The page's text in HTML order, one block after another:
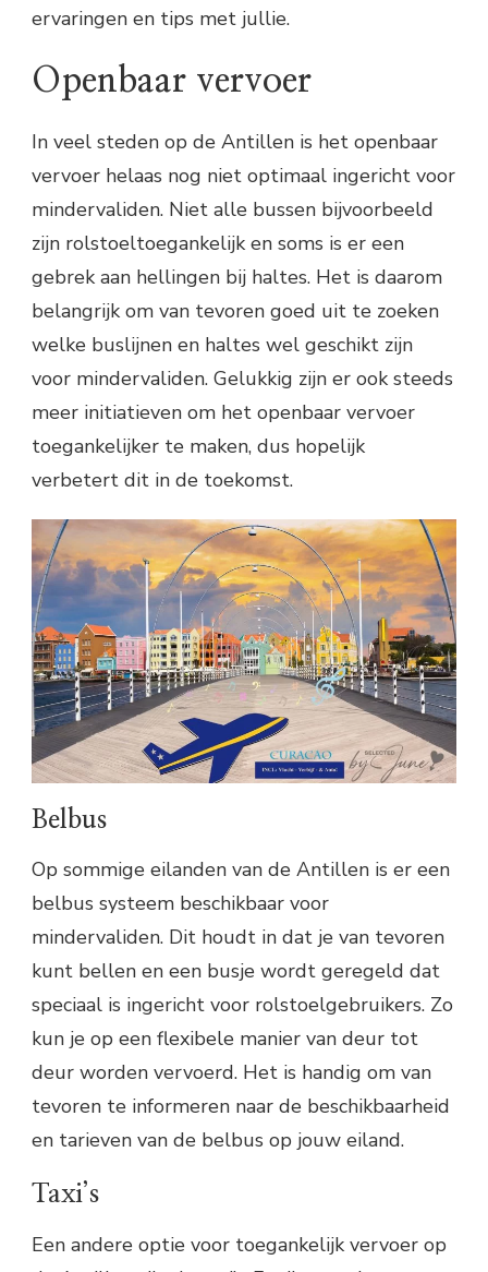
ervaringen en tips met jullie.
Openbaar vervoer
In veel steden op de Antillen is het openbaar
vervoer helaas nog niet optimaal ingericht voor
mindervaliden. Niet alle bussen bijvoorbeeld
zijn rolstoeltoegankelijk en soms is er een
gebrek aan hellingen bij haltes. Het is daarom
belangrijk om van tevoren goed uit te zoeken
welke buslijnen en haltes wel geschikt zijn
voor mindervaliden. Gelukkig zijn er ook steeds
meer initiatieven om het openbaar vervoer
toegankelijker te maken, dus hopelijk
verbetert dit in de toekomst.
Belbus
Op sommige eilanden van de Antillen is er een
belbus systeem beschikbaar voor
mindervaliden. Dit houdt in dat je van tevoren
kunt bellen en een busje wordt geregeld dat
speciaal is ingericht voor rolstoelgebruikers. Zo
kun je op een flexibele manier van deur tot
deur worden vervoerd. Het is handig om van
tevoren te informeren naar de beschikbaarheid
en tarieven van de belbus op jouw eiland.
Taxi’s
Een andere optie voor toegankelijk vervoer op